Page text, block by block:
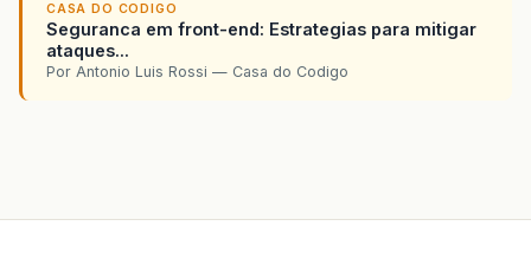
CASA DO CODIGO
Seguranca em front-end: Estrategias para mitigar
ataques...
Por Antonio Luis Rossi — Casa do Codigo